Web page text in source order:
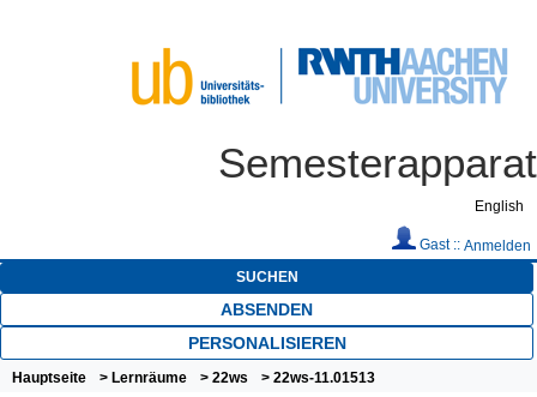
Semesterapparat
English
Gast :: Anmelden
SUCHEN
ABSENDEN
PERSONALISIEREN
Hauptseite > Lernräume > 22ws > 22ws-11.01513